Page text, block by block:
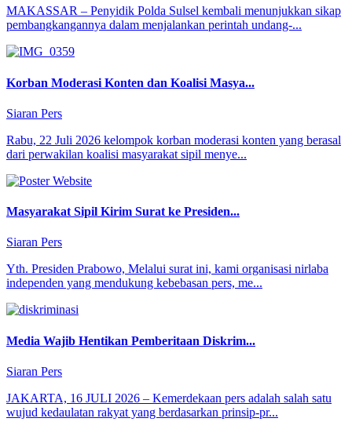
MAKASSAR – Penyidik Polda Sulsel kembali menunjukkan sikap
pembangkangannya dalam menjalankan perintah undang-...
Korban Moderasi Konten dan Koalisi Masya...
Siaran Pers
Rabu, 22 Juli 2026 kelompok korban moderasi konten yang berasal
dari perwakilan koalisi masyarakat sipil menye...
Masyarakat Sipil Kirim Surat ke Presiden...
Siaran Pers
Yth. Presiden Prabowo, Melalui surat ini, kami organisasi nirlaba
independen yang mendukung kebebasan pers, me...
Media Wajib Hentikan Pemberitaan Diskrim...
Siaran Pers
JAKARTA, 16 JULI 2026 – Kemerdekaan pers adalah salah satu
wujud kedaulatan rakyat yang berdasarkan prinsip-pr...